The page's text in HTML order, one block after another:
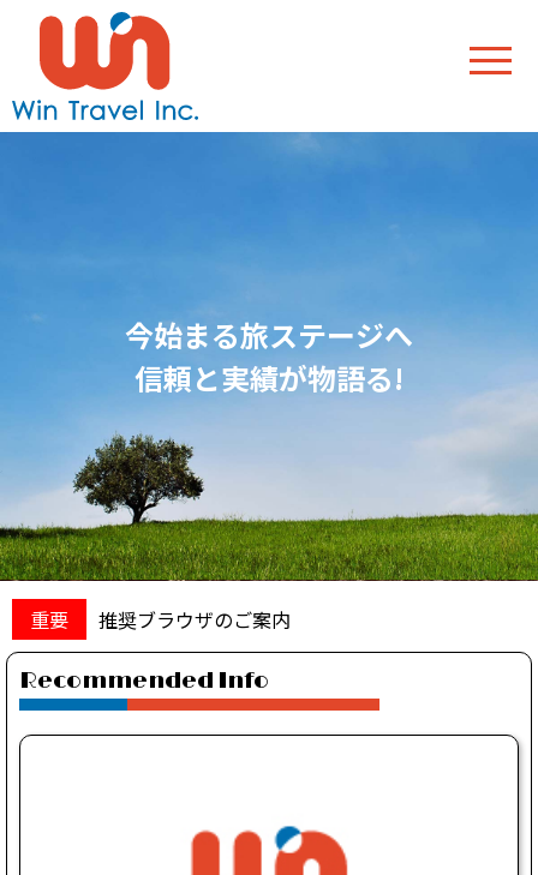
合宿、遠征、イベント受付中。数々の大
会でのバックアップ!
ウィンの詳細な手配を今すぐに
一歩先の世界へ
旅行・出張 全力でウィン!
今始まる旅ステージへ
信頼と実績が物語る!
重要 推奨ブラウザのご案内
recommended Info